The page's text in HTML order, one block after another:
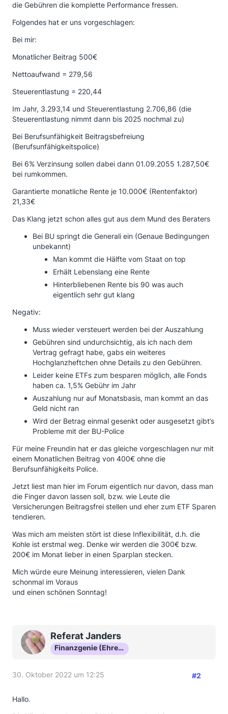
die Gebühren die komplette Performance fressen.
Folgendes hat er uns vorgeschlagen:
Bei mir:
Monatlicher Beitrag 500€
Nettoaufwand = 279,56
Steuerentlastung = 220,44
Im Jahr, 3.293,14 und Steuerentlastung 2.706,86 (die
Steuerentlastung nimmt dann bis 2025 nochmal zu)
Bei Berufsunfähigkeit Beitragsbefreiung
(Berufsunfähigkeitspolice)
Bei 6% Verzinsung sollen dabei dann 01.09.2055 1.287,50€
bei rumkommen.
Garantierte monatliche Rente je 10.000€ (Rentenfaktor)
21,33€
Das Klang jetzt schon alles gut aus dem Mund des Beraters
Bei BU springt die Generali ein (Genaue Bedingungen
unbekannt)
Man kommt die Hälfte vom Staat on top
Erhält Lebenslang eine Rente
Hinterbliebenen Rente bis 90 was auch
eigentlich sehr gut klang
Negativ:
Muss wieder versteuert werden bei der Auszahlung
Gebühren sind undurchsichtig, als ich nach dem
Vertrag gefragt habe, gabs ein weiteres
Hochglanzheftchen ohne Details zu den Gebühren.
Leider keine ETFs zum besparen möglich, alle Fonds
haben ca. 1,5% Gebühr im Jahr
Auszahlung nur auf Monatsbasis, man kommt an das
Geld nicht ran
Wird der Betrag einmal gesenkt oder ausgesetzt gibt’s
Probleme mit der BU-Police
Für meine Freundin hat er das gleiche vorgeschlagen nur mit
einem Monatlichen Beitrag von 400€ ohne die
Berufsunfähigkeits Police.
Jetzt liest man hier im Forum eigentlich nur davon, dass man
die Finger davon lassen soll, bzw. wie Leute die
Versicherungen Beitragsfrei stellen und eher zum ETF Sparen
tendieren.
Was mich am meisten stört ist diese Inflexibilität, d.h. die
Kohle ist erstmal weg. Denke wir werden die 300€ bzw.
200€ im Monat lieber in einen Sparplan stecken.
Mich würde eure Meinung interessieren, vielen Dank
schonmal im Voraus
und einen schönen Sonntag!
Referat Janders
Finanzgenie (Ehrenmitglied)
30. Oktober 2022 um 12:25 #2
Hallo.